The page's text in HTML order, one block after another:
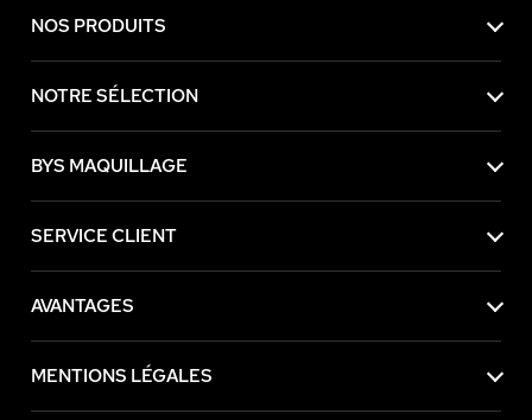
NOS PRODUITS
NOTRE SÉLECTION
BYS MAQUILLAGE
SERVICE CLIENT
AVANTAGES
MENTIONS LÉGALES
de
déranger, mais on aimerait bien
visite... Les données personnelles
la personnalisation des